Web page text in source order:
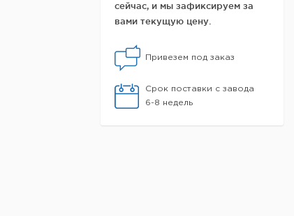
сейчас, и мы зафиксируем за
вами текущую цену.
Привезем под заказ
Срок поставки с завода
6-8 недель